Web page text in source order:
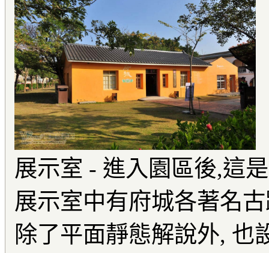
展示室 - 進入園區後,這
展示室中有府城各著名
除了平面靜態解說外, 也